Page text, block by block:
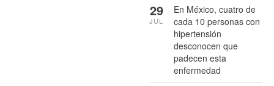
En México, cuatro de
cada 10 personas con
hipertensión
desconocen que
padecen esta
enfermedad
29
JUL